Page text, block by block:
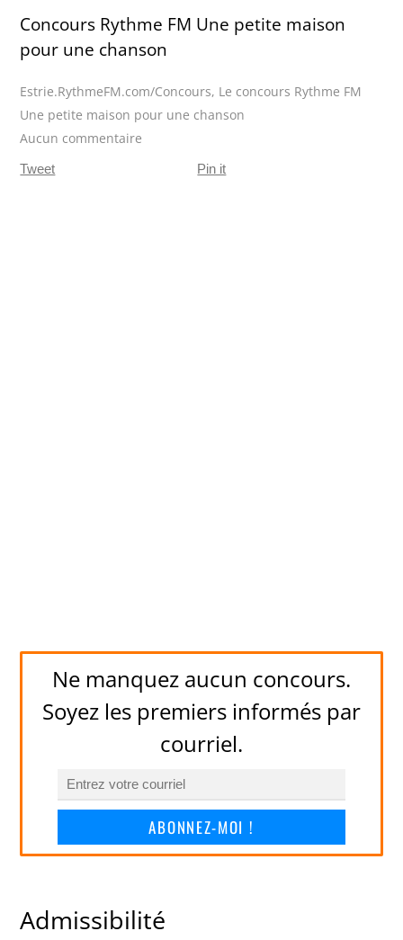
Concours Rythme FM Une petite maison
pour une chanson
Estrie.RythmeFM.com/Concours, Le concours Rythme FM
Une petite maison pour une chanson
Aucun commentaire
Tweet Pin it
Ne manquez aucun concours.
Soyez les premiers informés par
courriel.
ABONNEZ-MOI !
Admissibilité